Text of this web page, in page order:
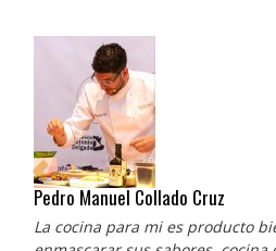
Pedro Manuel Collado Cruz
La cocina para mi es producto